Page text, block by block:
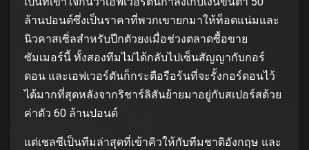
ล้านปอนด์ซึ่งเป็นราคาที่พวกเขายกมาให้ท็อตแน่มและ
นิวคาสเซิ่ลสําหรับปีกตัวยงเมื่อช่วงตลาดซื้อขาย
ซัมเมอร์นี้ ทั้งสองทีมไม่ได้กลับไปเซ็นสัญญากับกอร์
ดอน และเอฟเวอร์ตันก็กระตือรือร้นที่จะรั้งกอร์ดอนไว้
ได้มากที่สุดหลังจากริชาร์ลิสันย้ายมาอยู่กับสเปอร์สด้วย
ค่าตัว 60 ล้านปอนด์
แต่เชลซีเป็นทีมล่าสุดที่เข้าคิวให้กับทีมชาติอังกฤษ และ